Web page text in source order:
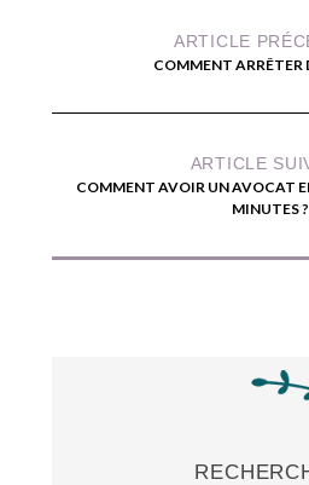
ARTICLE
COMMENT ARRÊTER
ARTICLE
COMMENT AVOIR UN AVOCAT
MINUTES ?